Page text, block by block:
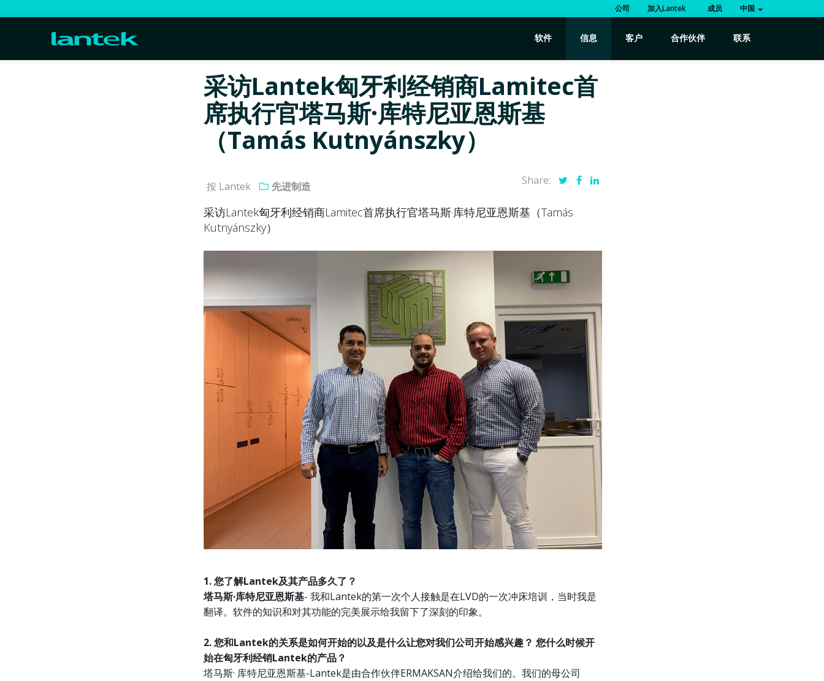
公司 加入Lantek 成员 中国
软件 信息 客户 合作伙伴 联系
采访Lantek匈牙利经销商Lamitec首
席执行官塔马斯·库特尼亚恩斯基
（Tamás Kutnyánszky）
按 Lantek 先进制造 Share:
采访Lantek匈牙利经销商Lamitec首席执行官塔马斯·库特尼亚恩斯基（Tamás
Kutnyánszky）
1. 您了解Lantek及其产品多久了？
塔马斯·库特尼亚恩斯基- 我和Lantek的第一次个人接触是在LVD的一次冲床培训，当时我是
翻译。软件的知识和对其功能的完美展示给我留下了深刻的印象。
2. 您和Lantek的关系是如何开始的以及是什么让您对我们公司开始感兴趣？ 您什么时候开
始在匈牙利经销Lantek的产品？
塔马斯· 库特尼亚恩斯基-Lantek是由合作伙伴ERMAKSAN介绍给我们的。我们的母公司